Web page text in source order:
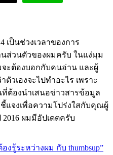
เป็นช่วงเวลาของการ
ส่วนตัวของผมครับ ในแง่มุม
จะต้องบอกกับคนอ่าน และผู้
ตัวเองจะไปทำอะไร เพราะ
ต้องนำเสนอข่าวสารข้อมูล
แจงเพื่อความโปร่งใสกับคุณผู้
ผมมีอัปเดตครับ
รู้ระหว่างผม กับ thumbsup”